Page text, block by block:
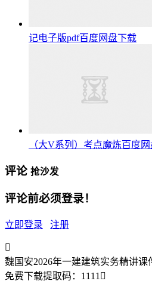
记电子版pdf百度网盘下载
（大V系列）考点魔炼百度
评论 抢沙发
评论前必须登录！
立即登录 注册

魏国安2026年一建建筑实务精讲课
免费下载提取码： 1111 